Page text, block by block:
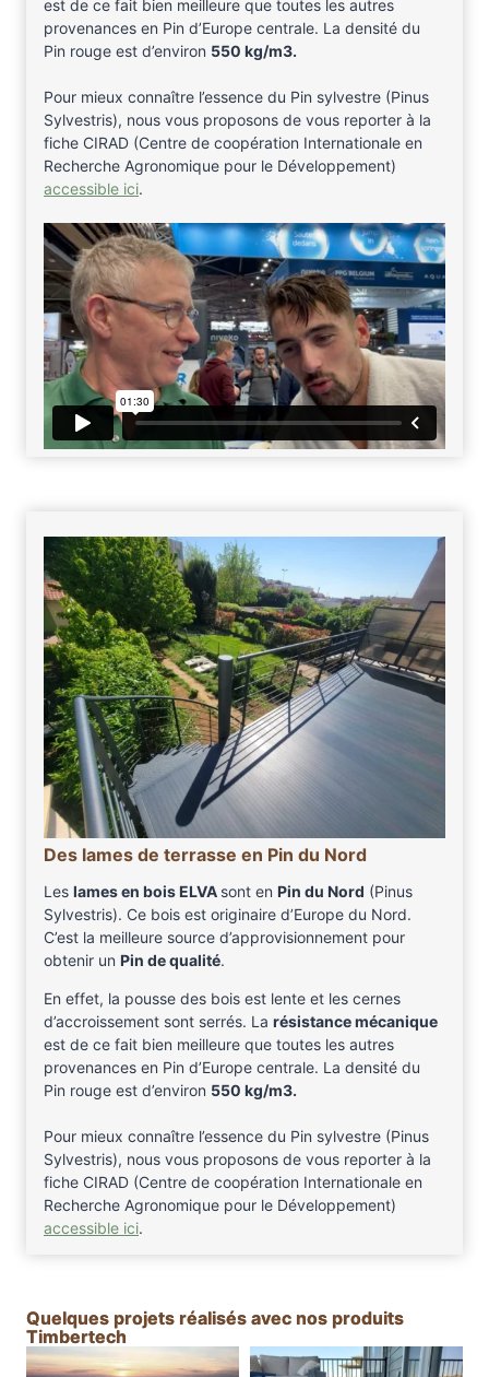
est de ce fait bien meilleure que toutes les autres
provenances en Pin d’Europe centrale. La densité du
Pin rouge est d’environ 550 kg/m3.
Pour mieux connaître l’essence du Pin sylvestre (Pinus
Sylvestris), nous vous proposons de vous reporter à la
fiche CIRAD (Centre de coopération Internationale en
Recherche Agronomique pour le Développement)
accessible ici.
Des lames de terrasse en Pin du Nord
Les lames en bois ELVA sont en Pin du Nord (Pinus
Sylvestris). Ce bois est originaire d’Europe du Nord.
C’est la meilleure source d’approvisionnement pour
obtenir un Pin de qualité.
En effet, la pousse des bois est lente et les cernes
d’accroissement sont serrés. La résistance mécanique
est de ce fait bien meilleure que toutes les autres
provenances en Pin d’Europe centrale. La densité du
Pin rouge est d’environ 550 kg/m3.
Pour mieux connaître l’essence du Pin sylvestre (Pinus
Sylvestris), nous vous proposons de vous reporter à la
fiche CIRAD (Centre de coopération Internationale en
Recherche Agronomique pour le Développement)
accessible ici.
Quelques projets réalisés avec nos produits
Timbertech